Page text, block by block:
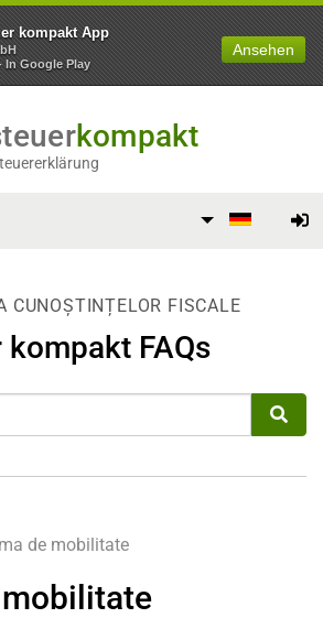
kompakt App
In Google Play
Ansehen
kompakt
CUNOȘTINȚELOR FISCALE
FAQs
de mobilitate